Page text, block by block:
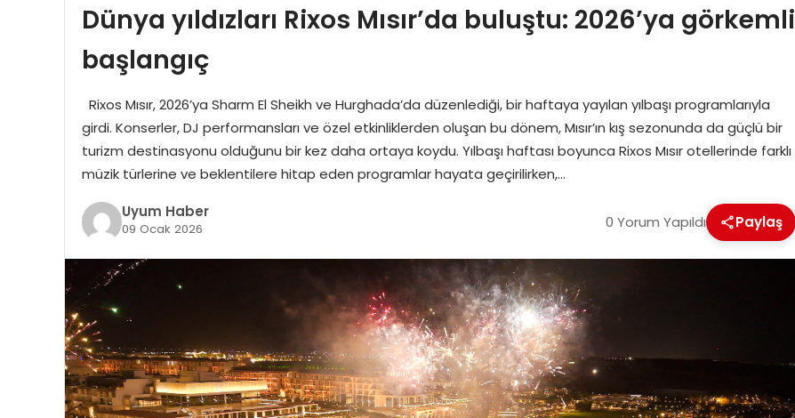
Dünya yıldızları Rixos Mısır’da buluştu: 2026’ya görkemli
başlangıç
Rixos Mısır, 2026’ya Sharm El Sheikh ve Hurghada’da düzenlediği, bir haftaya yayılan yılbaşı programlarıyla
girdi. Konserler, DJ performansları ve özel etkinliklerden oluşan bu dönem, Mısır’ın kış sezonunda da güçlü bir
turizm destinasyonu olduğunu bir kez daha ortaya koydu. Yılbaşı haftası boyunca Rixos Mısır otellerinde farklı
müzik türlerine ve beklentilere hitap eden programlar hayata geçirilirken,…
Uyum Haber
09 Ocak 2026 0 Yorum Yapıldı Paylaş